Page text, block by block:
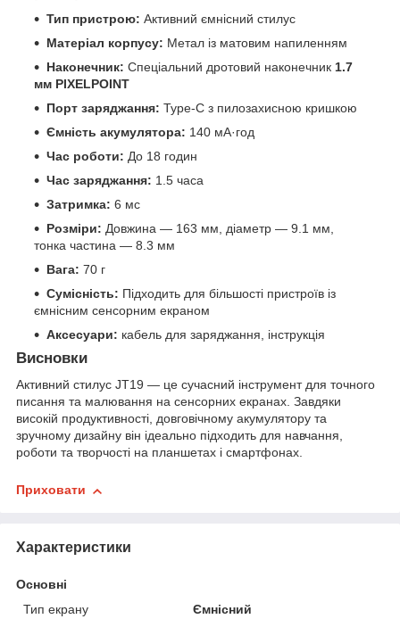
Тип пристрою: Активний ємнісний стилус
Матеріал корпусу: Метал із матовим напиленням
Наконечник: Спеціальний дротовий наконечник 1.7
мм PIXELPOINT
Порт заряджання: Type-C з пилозахисною кришкою
Ємність акумулятора: 140 мА·год
Час роботи: До 18 годин
Час заряджання: 1.5 часа
Затримка: 6 мс
Розміри: Довжина — 163 мм, діаметр — 9.1 мм,
тонка частина — 8.3 мм
Вага: 70 г
Сумісність: Підходить для більшості пристроїв із
ємнісним сенсорним екраном
Аксесуари: кабель для заряджання, інструкція
Висновки
Активний стилус JT19 — це сучасний інструмент для точного
писання та малювання на сенсорних екранах. Завдяки
високій продуктивності, довговічному акумулятору та
зручному дизайну він ідеально підходить для навчання,
роботи та творчості на планшетах і смартфонах.
Приховати
Характеристики
Основні
Тип екрану
Ємнісний